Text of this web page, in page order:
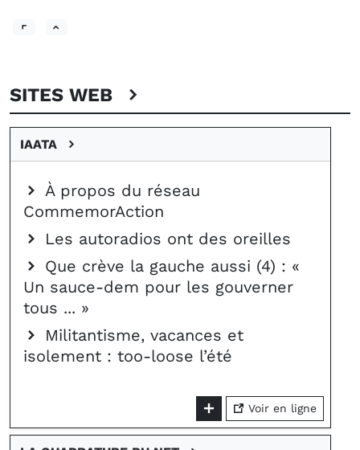
SITES WEB
IAATA
À propos du réseau
CommemorAction
Les autoradios ont des oreilles
Que crève la gauche aussi (4) : «
Un sauce-dem pour les gouverner
tous ... »
Militantisme, vacances et
isolement : too-loose l’été
Voir en ligne